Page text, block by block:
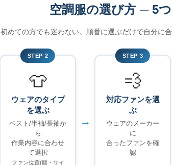
空調服の選び方 ─ 5
初めての方でも迷わない。順番に選ぶだけで自分に
STEP 2
👕
ウェアのタイプ
を選ぶ
ベスト/半袖/長袖か
ら
作業内容に合わせ
て選択
ファン位置(腰・サイ
→
STEP 3
💨
対応ファンを選
ぶ
ウェアのメーカー
に
合ったファンを確
認